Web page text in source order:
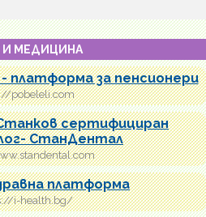
И МЕДИЦИНА
платформа за пенсионери
pobeleli.com
сертифициран
СтанДентал
платформа
i-health.bg/